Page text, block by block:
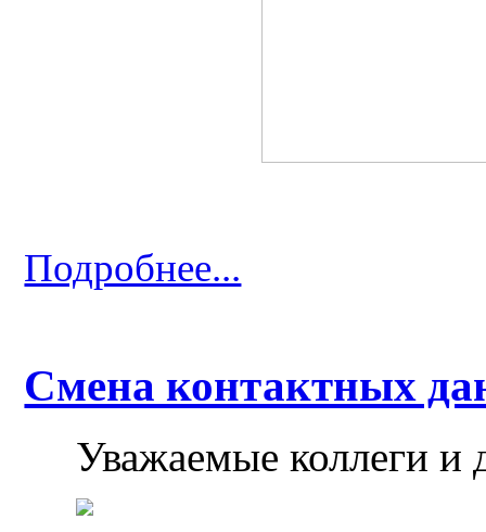
Подробнее...
Смена контактных
Уважаемые коллеги и